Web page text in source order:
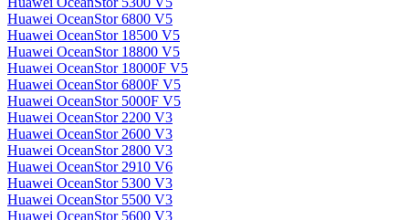
Huawei OceanStor 6800 V5
Huawei OceanStor 18500 V5
Huawei OceanStor 18800 V5
Huawei OceanStor 18000F V5
Huawei OceanStor 6800F V5
Huawei OceanStor 5000F V5
Huawei OceanStor 2200 V3
Huawei OceanStor 2600 V3
Huawei OceanStor 2800 V3
Huawei OceanStor 2910 V6
Huawei OceanStor 5300 V3
Huawei OceanStor 5500 V3
Huawei OceanStor 5600 V3